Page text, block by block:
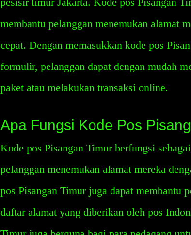
membantu pelanggan menemukan alamat
cepat. Dengan memasukkan kode pos
formulir, pelanggan dapat dengan mudah
paket atau melakukan transaksi online.
Apa Fungsi Kode Pos
Kode pos Pisangan Timur berfungsi
pelanggan menemukan alamat mereka
pos Pisangan Timur juga dapat membantu
daftar alamat yang diberikan oleh pos